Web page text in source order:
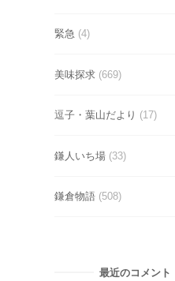
緊急 (4)
美味探求(669)
逗子・葉山だより (17)
鎌人いち場(33)
鎌倉物語(508)
最近のコメント